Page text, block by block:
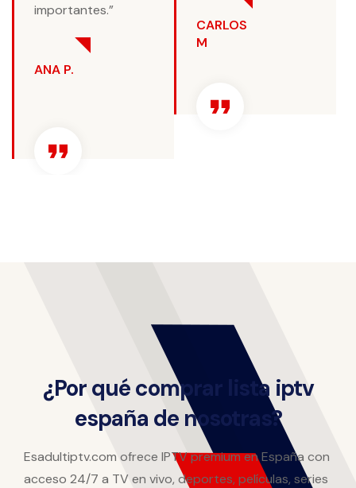
importantes.”
ANA P.
CARLOS
M
¿Por qué comprar lista iptv
españa de nosotras?
Esadultiptv.com ofrece IPTV premium en España con
acceso 24/7 a TV en vivo, deportes, películas, series